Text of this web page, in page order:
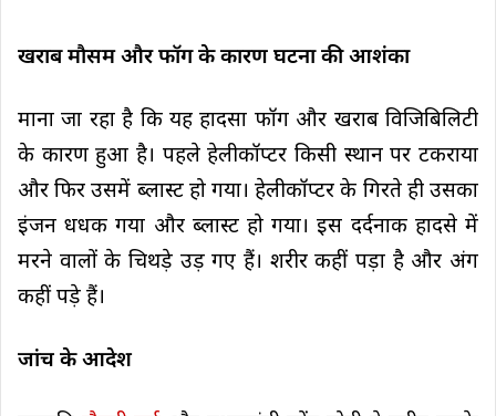
खराब मौसम और फॉग के कारण घटना की आशंका
माना जा रहा है कि यह हादसा फॉग और खराब विजिबिलिटी
के कारण हुआ है। पहले हेलीकॉप्टर किसी स्थान पर टकराया
और फिर उसमें ब्लास्ट हो गया। हेलीकॉप्टर के गिरते ही उसका
इंजन धधक गया और ब्लास्ट हो गया। इस दर्दनाक हादसे में
मरने वालों के चिथड़े उड़ गए हैं। शरीर कहीं पड़ा है और अंग
कहीं पड़े हैं।
जांच के आदेश